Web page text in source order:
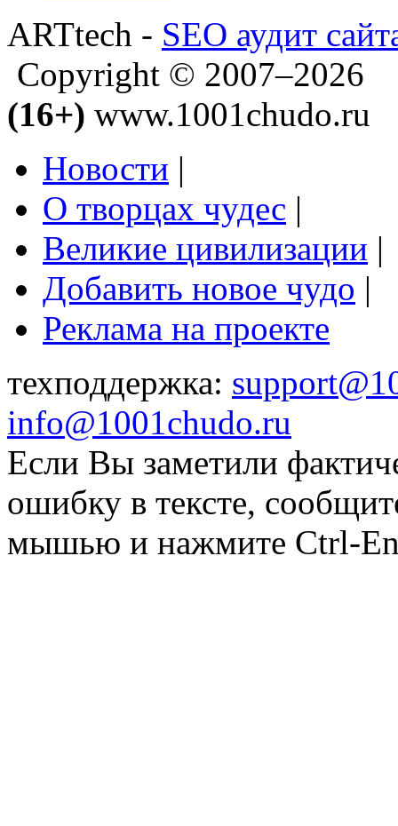
ARTtech - SEO аудит
Copyright © 2007–2026
(16+) www.1001chudo.ru
Новости |
О творцах чудес |
Великие цивилизации |
Добавить новое чудо |
Реклама на проекте
техподдержка:
info@1001chudo.ru
Если Вы заметили
ошибку в тексте,
мышью и нажмите Ctrl-